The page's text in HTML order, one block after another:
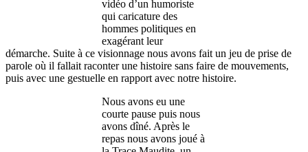
vidéo d’un humoriste
qui caricature des
hommes politiques en
exagérant leur
démarche. Suite à ce visionnage nous avons fait un jeu de prise de
parole où il fallait raconter une histoire sans faire de mouvements,
puis avec une gestuelle en rapport avec notre histoire.
Nous avons eu une
courte pause puis nous
avons dîné. Après le
repas nous avons joué à